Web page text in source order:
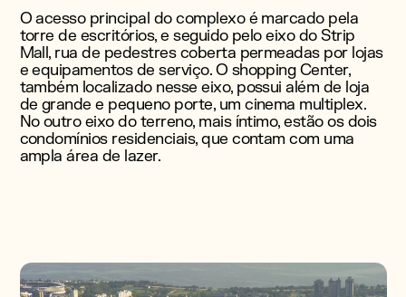
O acesso principal do complexo é marcado pela
torre de escritórios, e seguido pelo eixo do Strip
Mall, rua de pedestres coberta permeadas por lojas
e equipamentos de serviço. O shopping Center,
também localizado nesse eixo, possui além de loja
de grande e pequeno porte, um cinema multiplex.
No outro eixo do terreno, mais íntimo, estão os dois
condomínios residenciais, que contam com uma
ampla área de lazer.